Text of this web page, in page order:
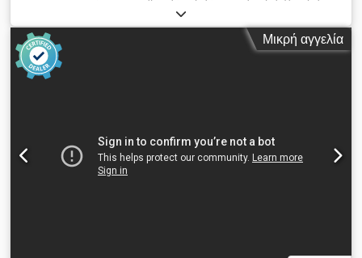
Μαγνησιόφυλακας ρόλων άκρων Δοχείο κόλλας για
θερμοκολλητική EVA Προθερμοποιητής για θερμοκολλητική
EVA Σύστημα θερμού αέρα AIRTEK 4 ρόλοι πίεσης
Codpjzmtivjfx Aflsha Σύστημα τελικής επεξεργασίας άκρων
Σύστημα εφαρμογής κόλλας Σύστημα γυαλίσματος Μονάδα
ψεκασμού Λογισμικό προγραμματισμού μηχανήματος
PowerControl PC20
ακμή, μασίφ ξύλο Σύστημα κόλλησης: EVA Κόλληση με φρέζα:
ναι Πολυλειτουργική μονάδα: ναι Επάνω φρέζα: ναι Μέγ.
ταχύτητα προώθησης: 18 μ/λεπτό Chedpfey Nk Ahsx Afloa
Μικρή αγγελία